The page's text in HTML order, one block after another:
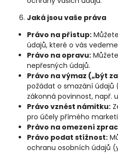
Jaká jsou vaše práva
Právo na přístup:
údajů, které o vás
Právo na opravu:
nepřesných údajů.
Právo na výmaz („být
požádat o smazání
zákonná povinnost, např.
Právo vznést námitku:
pro účely přímého
Právo na omezení
Právo podat stížnost:
ochranu osobních údajů (